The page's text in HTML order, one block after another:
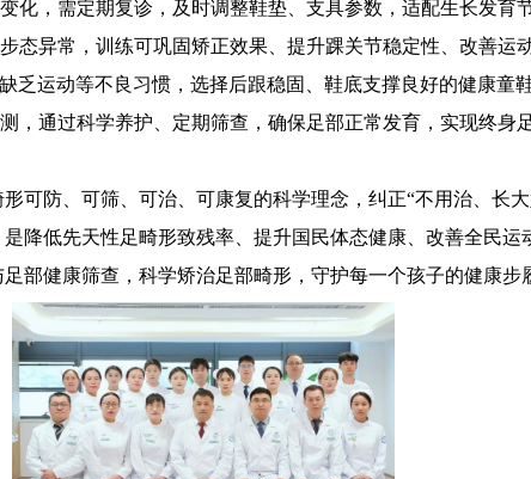
化，需定期复诊，及时调整鞋垫、支具参数，适配生长发育
态异常，训练可巩固矫正效果、提升踝关节稳定性、改善运
乏运动等不良习惯，选择后跟稳固、鞋底支撑良好的健康童
，通过科学养护、定期筛查，确保足部正常发育，实现终身
防、可筛、可治、可康复的科学理念，纠正“不用治、长大
降低先天性足畸形致残率、提升国民体态健康、改善全民运
部健康筛查，科学矫治足部畸形，守护每一个孩子的健康步